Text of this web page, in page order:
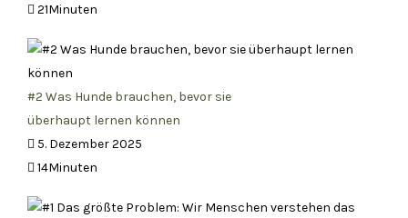
21Minuten
#2 Was Hunde brauchen, bevor sie
überhaupt lernen können
5. Dezember 2025
14Minuten